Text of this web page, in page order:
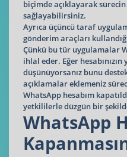
biçimde açıklayarak
sağlayabilirsiniz.
Ayrıca üçüncü taraf
gönderim araçları
Çünkü bu tür uygulamalar
ihlal eder. Eğer hesabınızın
düşünüyorsanız bunu
açıklamalar eklemeniz
WhatsApp hesabım
yetkililerle düzgün bir
WhatsApp